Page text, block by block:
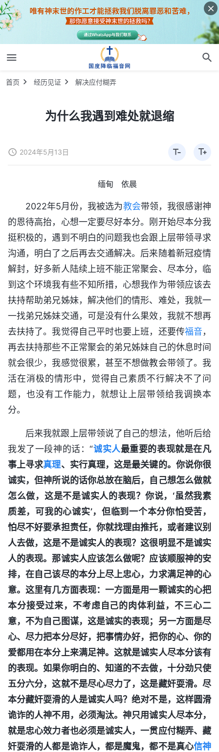
首页 经历见证 解决应付糊弄
为什么我遇到难处就退缩
2024年5月13日
缅甸 依晨
2022年5月份，我被选为教会带领，我很感谢神
的恩待高抬，心想一定要尽好本分。刚开始尽本分我
挺积极的，遇到不明白的问题我也会跟上层带领寻求
沟通，明白了之后再去交通解决。后来随着新冠疫情
解封，好多新人陆续上班不能正常聚会、尽本分，临
到这个环境我有些不知所措，心想我作为带领应该去
扶持帮助弟兄姊妹，解决他们的情形、难处，我就一
一找弟兄姊妹交通，可是没有什么果效，我就不想再
去扶持了。我觉得自己平时也要上班，还要传福音，
再去扶持那些不正常聚会的弟兄姊妹自己的休息时间
就会很少，我感觉很累，甚至不想做教会带领了。我
活在消极的情形中，觉得自己素质不行解决不了问
题，也没有工作能力，就想让上层带领给我调换本
分。
后来我就跟上层带领说了自己的想法，他听后给
我发了一段神的话：“诚实人最重要的表现就是在凡
事上寻求真理、实行真理，这是最关键的。你说你很
诚实，但神所说的话你总放在脑后，自己想怎么做就
怎么做，这是不是诚实人的表现？你说，‘虽然我素
质差，可我的心诚实’，但临到一个本分你怕受苦，
怕尽不好要承担责任，你就找理由推托，或者建议别
人去做，这是不是诚实人的表现？这很明显不是诚实
人的表现。那诚实人应该怎么做呢？应该顺服神的安
排，在自己该尽的本分上尽上忠心，力求满足神的心
意。这里有几方面表现：一方面是用一颗诚实的心把
本分接受过来，不考虑自己的肉体利益，不三心二
意，不为自己图谋，这是诚实的表现；另一方面是尽
心、尽力把本分尽好，把事情办好，把你的心、你的
爱都用在本分上来满足神。这就是诚实人尽本分该有
的表现。如果你明白的、知道的不去做，十分劲只使
五分六分，这就不是尽心尽力了，这是藏奸耍滑。尽
本分藏奸耍滑的人是诚实人吗？绝对不是，这样圆滑
诡诈的人神不用，必须淘汰。神只用诚实人尽本分，
就是忠心效力者也必须是诚实人，一贯应付糊弄、藏
奸耍滑的人都是诡诈人，都是魔鬼，都不是真心信神